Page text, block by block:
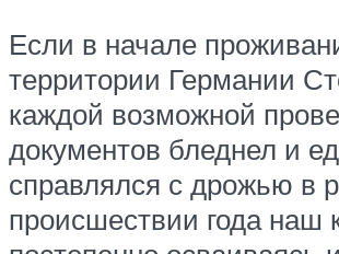
Если в начале
территории Германии
каждой возможной
документов бледнел и
справлялся с дрожью в
происшествии года наш